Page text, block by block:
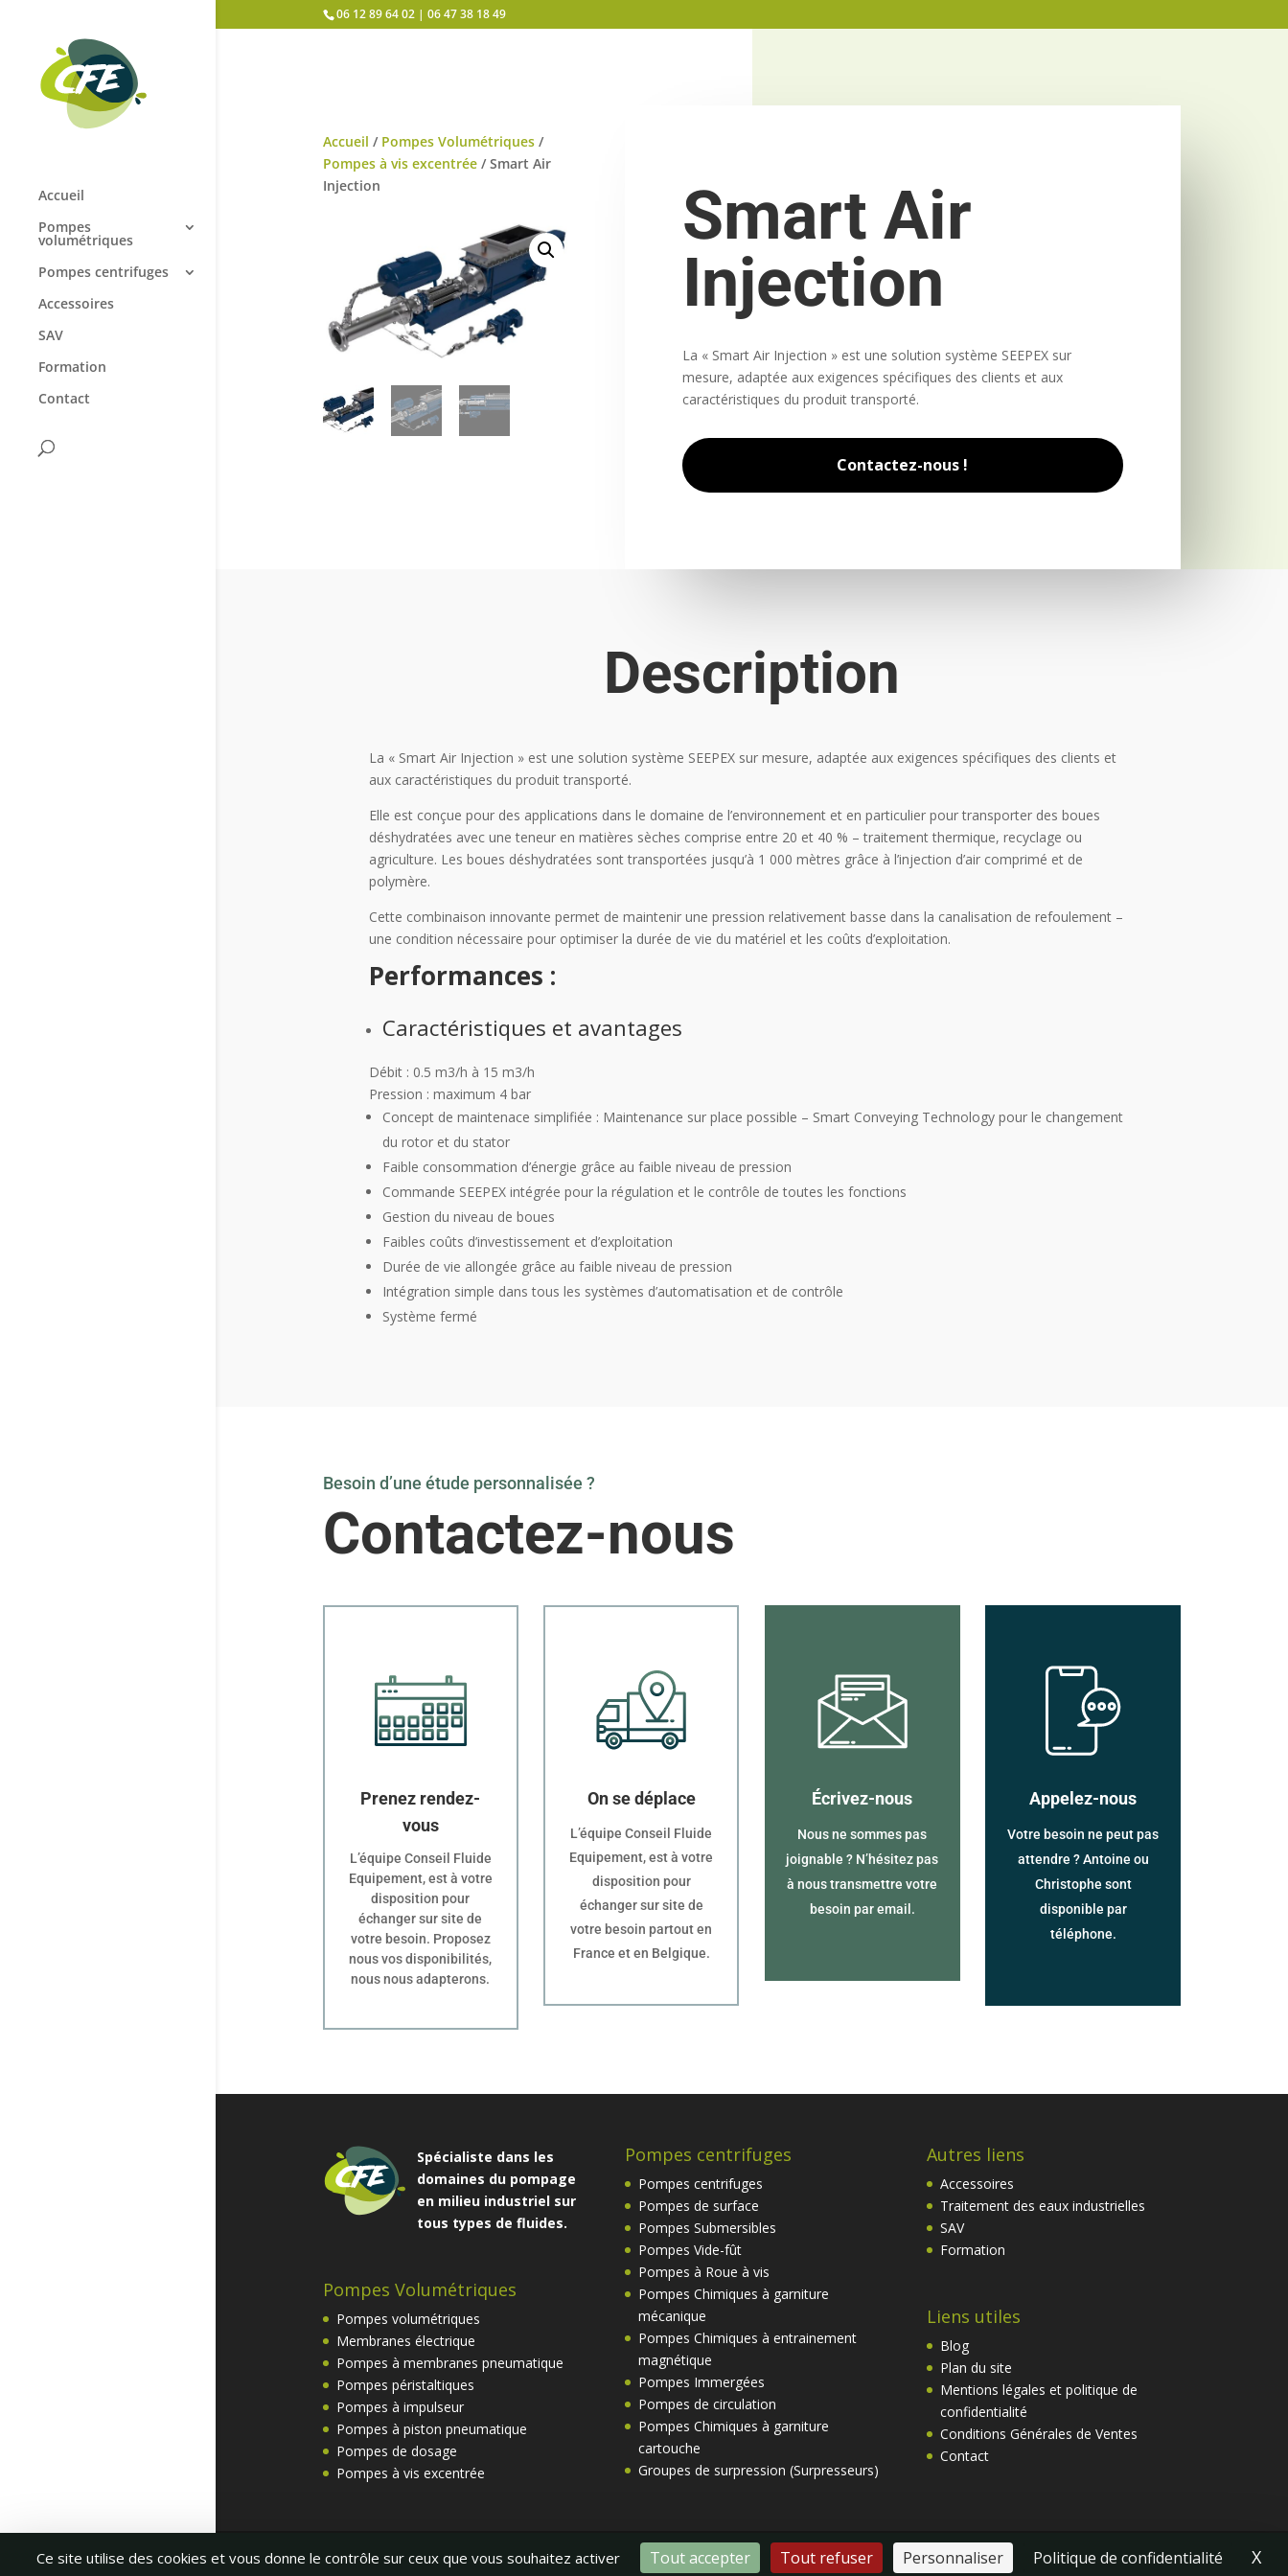
Ce site utilise des cookies et vous donne le contrôle sur ceux que vous souhaitez activer Tout accepter Tout refuser Personnaliser Politique de confidentialité X
06 12 89 64 02 | 06 47 38 18 49
Accueil
Pompes
volumétriques
Pompes centrifuges
Accessoires
SAV
Formation
Contact
Accueil / Pompes Volumétriques/
Pompes à vis excentrée/ Smart Air
Injection
Smart Air
Injection
La « Smart Air Injection » est une solution système SEEPEX sur
mesure, adaptée aux exigences spécifiques des clients et aux
caractéristiques du produit transporté.
Contactez-nous !
Description
La « Smart Air Injection » est une solution système SEEPEX sur mesure, adaptée aux exigences spécifiques des clients et
aux caractéristiques du produit transporté.
Elle est conçue pour des applications dans le domaine de l’environnement et en particulier pour transporter des boues
déshydratées avec une teneur en matières sèches comprise entre 20 et 40 % – traitement thermique, recyclage ou
agriculture. Les boues déshydratées sont transportées jusqu’à 1 000 mètres grâce à l’injection d’air comprimé et de
polymère.
Cette combinaison innovante permet de maintenir une pression relativement basse dans la canalisation de refoulement –
une condition nécessaire pour optimiser la durée de vie du matériel et les coûts d’exploitation.
Performances :
Caractéristiques et avantages
Débit : 0.5 m3/h à 15 m3/h
Pression : maximum 4 bar
Concept de maintenace simplifiée : Maintenance sur place possible – Smart Conveying Technology pour le changement
du rotor et du stator
Faible consommation d’énergie grâce au faible niveau de pression
Commande SEEPEX intégrée pour la régulation et le contrôle de toutes les fonctions
Gestion du niveau de boues
Faibles coûts d’investissement et d’exploitation
Durée de vie allongée grâce au faible niveau de pression
Intégration simple dans tous les systèmes d’automatisation et de contrôle
Système fermé
Besoin d’une étude personnalisée ?
Contactez-nous
Prenez rendez-
vous
L’équipe Conseil Fluide
Equipement, est à votre
disposition pour
échanger sur site de
votre besoin. Proposez
nous vos disponibilités,
nous nous adapterons.
On se déplace
L’équipe Conseil Fluide
Equipement, est à votre
disposition pour
échanger sur site de
votre besoin partout en
France et en Belgique.
Écrivez-nous
Nous ne sommes pas
joignable ? N’hésitez pas
à nous transmettre votre
besoin par email.
Appelez-nous
Votre besoin ne peut pas
attendre ? Antoine ou
Christophe sont
disponible par
téléphone.
Spécialiste dans les
domaines du pompage
en milieu industriel sur
tous types de fluides.
Pompes Volumétriques
Pompes volumétriques
Membranes électrique
Pompes à membranes pneumatique
Pompes péristaltiques
Pompes à impulseur
Pompes à piston pneumatique
Pompes de dosage
Pompes à vis excentrée
Pompes centrifuges
Pompes centrifuges
Pompes de surface
Pompes Submersibles
Pompes Vide-fût
Pompes à Roue à vis
Pompes Chimiques à garniture
mécanique
Pompes Chimiques à entrainement
magnétique
Pompes Immergées
Pompes de circulation
Pompes Chimiques à garniture
cartouche
Groupes de surpression (Surpresseurs)
Autres liens
Accessoires
Traitement des eaux industrielles
SAV
Formation
Liens utiles
Blog
Plan du site
Mentions légales et politique de
confidentialité
Conditions Générales de Ventes
Contact
2026 ©CFE-France|Made with ❤️ byBeWithYou ©